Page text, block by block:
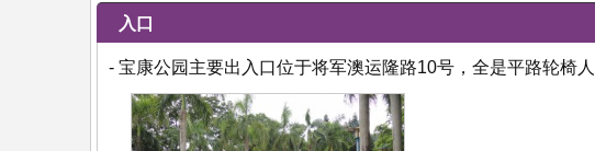
入口
- 宝康公园主要出入口位于将军澳运隆路10号，全是平路轮椅